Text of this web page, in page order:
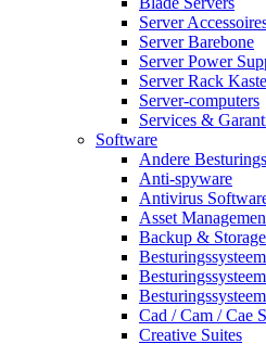
Server
Server Barebone
Server Power
Server Rack
Server-computers
Services &
Software
Andere
Anti-spyware
Antivirus
Asset
Backup &
Cad / Cam / Cae
Creative Suites